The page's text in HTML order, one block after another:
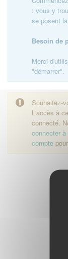
: vous y
se posent
Besoin de
Merci
"démarrer".
Souhaitez-
L'accès à
connecté.
connecter
compte